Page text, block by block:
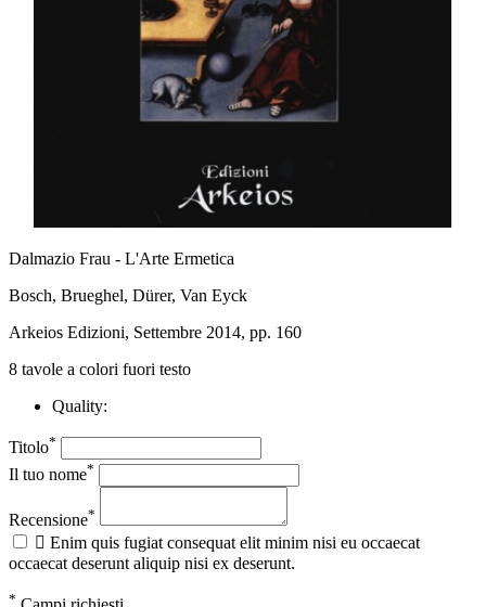
Dalmazio Frau - L'Arte Ermetica
Bosch, Brueghel, Dürer, Van Eyck
Arkeios Edizioni, Settembre 2014, pp. 160
8 tavole a colori fuori testo
Quality:
Titolo*
Il tuo nome*
Recensione*
 Enim quis fugiat consequat elit minim nisi eu occaecat
occaecat deserunt aliquip nisi ex deserunt.
*